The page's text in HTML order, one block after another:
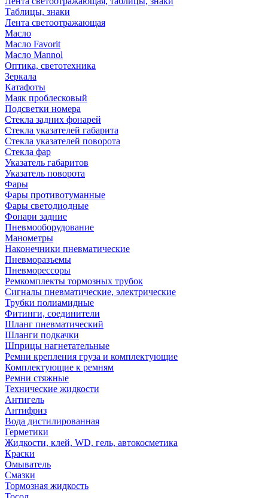
Таблицы, знаки
Лента светоотражающая
Масло
Масло Favorit
Масло Mannol
Оптика, светотехника
Зеркала
Катафоты
Маяк проблесковый
Подсветки номера
Стекла задних фонарей
Стекла указателей габарита
Стекла указателей поворота
Стекла фар
Указатель габаритов
Указатель поворота
Фары
Фары противотуманные
Фары светодиодные
Фонари задние
Пневмооборудование
Манометры
Наконечники пневматические
Пневморазъемы
Пневморессоры
Ремкомплекты тормозных трубок
Сигналы пневматические, электрические
Трубки полиамидные
Фитинги, соединители
Шланг пневматический
Шланги подкачки
Шприцы нагнетательные
Ремни крепления груза и комплектующие
Комплектующие к ремням
Ремни стяжные
Технические жидкости
Антигель
Антифриз
Вода дистилированная
Герметики
Жидкости, клей, WD, гель, автокосметика
Краски
Омыватель
Смазки
Тормозная жидкость